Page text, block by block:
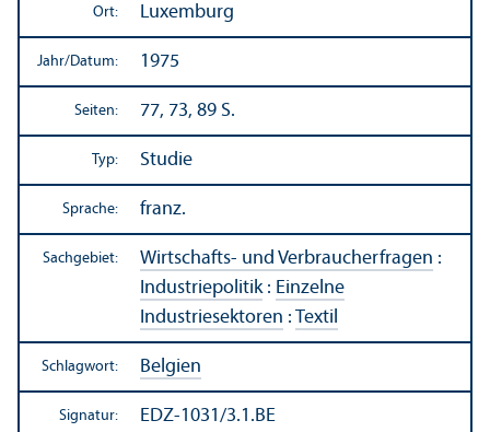
Ort: Luxemburg
Jahr/Datum: 1975
Seiten: 77, 73, 89 S.
Typ: Studie
Sprache: franz.
Sachgebiet: Wirtschafts- und Verbraucherfragen :
Industriepolitik: Einzelne
Industriesektoren : Textil
Schlagwort: Belgien
Signatur: EDZ-1031/3.1.BE